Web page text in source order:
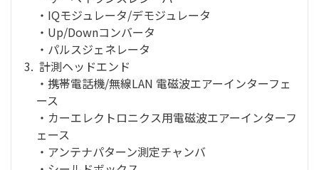
・IQモジュレータ/デモジュレータ
・Up/Downコンバータ
・パルスジェネレータ
計測ヘッドエンド
・携帯電話機/無線LAN 電磁波エアーインターフェ
ース
・カーエレクトロニクス用電磁波エアーインターフ
ェース
・アンテナパターン測定チャンバ